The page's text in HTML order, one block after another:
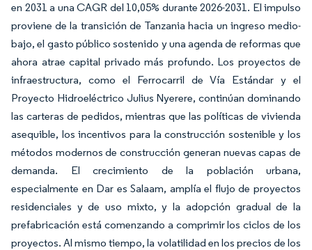
en 2031 a una CAGR del 10,05% durante 2026-2031. El impulso
proviene de la transición de Tanzania hacia un ingreso medio-
bajo, el gasto público sostenido y una agenda de reformas que
ahora atrae capital privado más profundo. Los proyectos de
infraestructura, como el Ferrocarril de Vía Estándar y el
Proyecto Hidroeléctrico Julius Nyerere, continúan dominando
las carteras de pedidos, mientras que las políticas de vivienda
asequible, los incentivos para la construcción sostenible y los
métodos modernos de construcción generan nuevas capas de
demanda. El crecimiento de la población urbana,
especialmente en Dar es Salaam, amplía el flujo de proyectos
residenciales y de uso mixto, y la adopción gradual de la
prefabricación está comenzando a comprimir los ciclos de los
proyectos. Al mismo tiempo, la volatilidad en los precios de los